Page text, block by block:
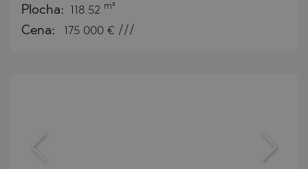
Plocha: 118.52 m²
Cena: 175 000 € ///